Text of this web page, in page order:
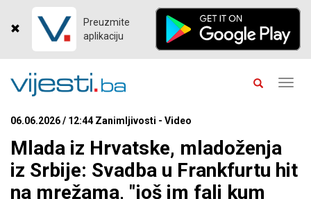
Preuzmite
aplikaciju
06.06.2026 / 12:44 Zanimljivosti - Video
Mlada iz Hrvatske, mladoženja
iz Srbije: Svadba u Frankfurtu hit
na mrežama, "još im fali kum